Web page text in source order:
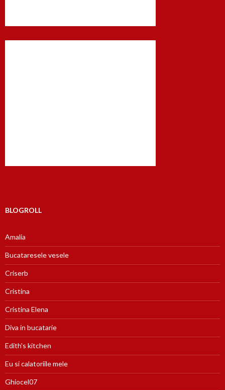
BLOGROLL
Amalia
Bucataresele vesele
Criserb
Cristina
Cristina Elena
Diva in bucatarie
Edith's kitchen
Eu si calatoriile mele
Ghiocel07